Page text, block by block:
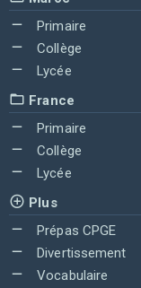
Primaire
Collège
Lycée
France
Primaire
Collège
Lycée
Plus
Prépas CPGE
Divertissement
Vocabulaire